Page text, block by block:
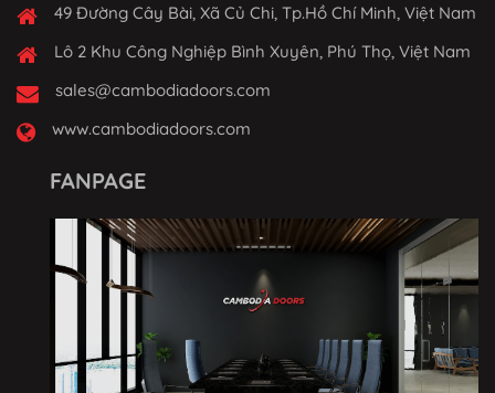
49 Đường Cây Bài, Xã Củ Chi, Tp.Hồ Chí Minh, Việt Nam
Lô 2 Khu Công Nghiệp Bình Xuyên, Phú Thọ, Việt Nam
sales@cambodiadoors.com
www.cambodiadoors.com
FANPAGE